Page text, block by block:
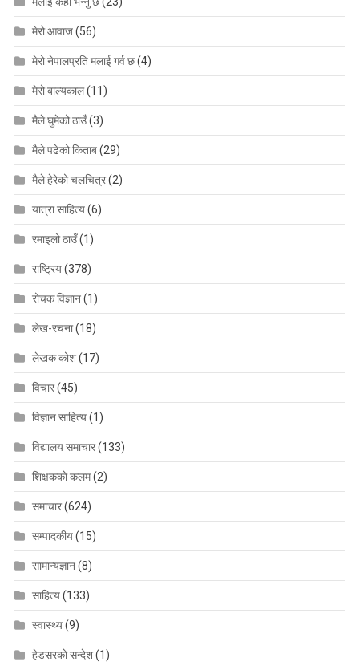
मेरो आवाज(56)
मेरो नेपालप्रति मलाई गर्व छ(4)
मेरो बाल्यकाल(11)
मैले घुमेको ठाउँ(3)
मैले पढेको किताब(29)
मैले हेरेको चलचित्र(2)
यात्रा साहित्य(6)
रमाइलो ठाउँ(1)
राष्ट्रिय(378)
रोचक विज्ञान(1)
लेख-रचना(18)
लेखक कोश(17)
विचार(45)
विज्ञान साहित्य(1)
विद्यालय समाचार(133)
शिक्षककाे कलम(2)
समाचार(624)
सम्पादकीय(15)
सामान्यज्ञान(8)
साहित्य(133)
स्वास्थ्य(9)
हेडसरकाे सन्देश(1)